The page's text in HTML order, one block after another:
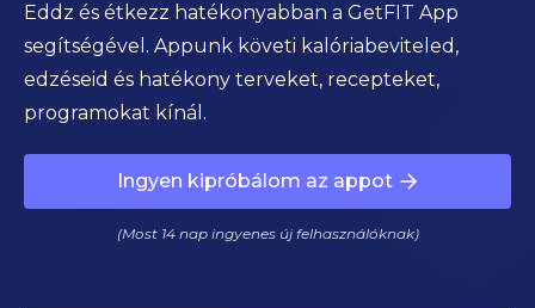
Eddz és étkezz hatékonyabban a GetFIT App
segítségével. Appunk követi kalóriabeviteled,
edzéseid és hatékony terveket, recepteket,
programokat kínál.
Ingyen kipróbálom az appot
(Most 14 nap ingyenes új felhasználóknak)